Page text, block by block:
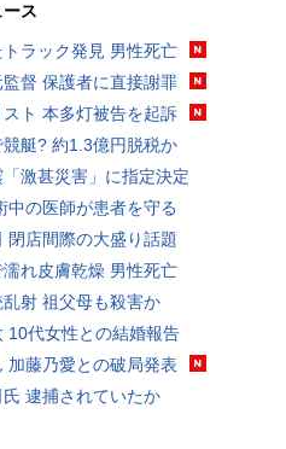
ス
トラック発見 男性死亡
監督 保護者に直接謝罪
ト 本多灯被告を起訴
艇? 約1.3億円脱税か
激甚災害」に指定決定
中の医師が患者を守る
閉店間際の大盛り話題
濡れ皮膚乾燥 男性死亡
乱射 祖父母も殺害か
10代女性との結婚報告
加藤乃愛との破局発表
逮捕されていたか